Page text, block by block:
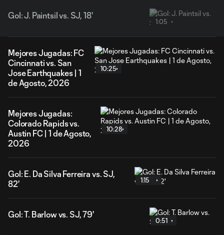
Gol: J. Paintsil vs. SJ, 18'
1:05
Mejores Jugadas: FC
Cincinnati vs. San
Jose Earthquakes | 1
de Agosto, 2026
10:25
Mejores Jugadas:
Colorado Rapids vs.
Austin FC | 1 de Agosto,
2026
10:28
Gol: E. Da Silva Ferreira vs. SJ,
82'
1:15
Gol: T. Barlow vs. SJ, 79'
0:51